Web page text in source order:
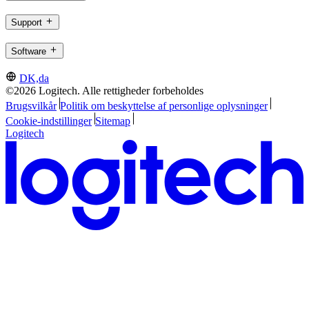
Support
Software
DK,da
©2026 Logitech. Alle rettigheder forbeholdes
Brugsvilkår Politik om beskyttelse af personlige oplysninger
Cookie-indstillinger Sitemap
Logitech